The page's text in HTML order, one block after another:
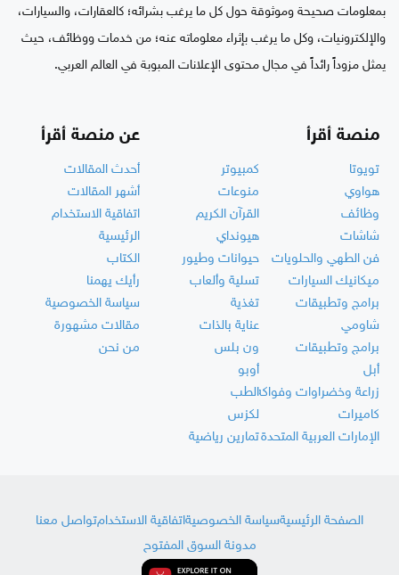
بمعلومات صحيحة وموثوقة حول كل ما يرغب بشرائه؛ كالعقارات، والسيارات،
والإلكترونيات، وكل ما يرغب بإثراء معلوماته عنه؛ من خدمات ووظائف، حيث
يمثل مزوداً رائداً في مجال محتوى الإعلانات المبوبة في العالم العربي.
منصة أقرأ
تويوتا
كمبيوتر
هواوي
منوعات
وظائف
القرآن الكريم
شاشات
هيونداي
فن الطهي والحلويات
حيوانات وطيور
ميكانيك السيارات
تسلية وألعاب
برامج وتطبيقات
تغذية
شاومي
عناية بالذات
برامج وتطبيقات
ون بلس
أبل
أوبو
زراعة وخضراوات وفواكهالطب
كاميرات
لكزس
الإمارات العربية المتحدةتمارين رياضية
عن منصة أقرأ
أحدث المقالات
أشهر المقالات
اتفاقية الاستخدام
الرئيسية
الكتاب
رأيك يهمنا
سياسة الخصوصية
مقالات مشهورة
من نحن
الصفحة الرئيسيةسياسة الخصوصيةاتفاقية الاستخدامتواصل معنا
مدونة السوق المفتوح